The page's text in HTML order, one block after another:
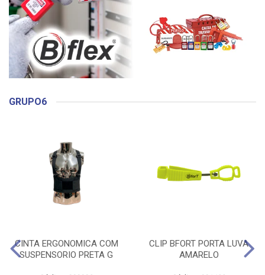
GRUPO6
CINTA ERGONOMICA COM
SUSPENSORIO PRETA G
CLIP BFORT PORTA LUVA
AMARELO